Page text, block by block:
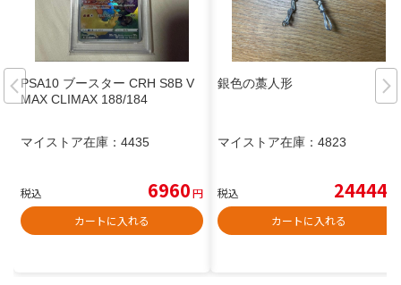
PSA10 ブースター CRH S8B V
MAX CLIMAX 188/184
マイストア在庫： 4435
税込 6960円
カートに入れる
銀色の藁人形
マイストア在庫： 4823
税込 24444
カートに入れる